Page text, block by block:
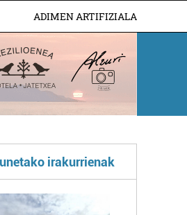
ADIMEN ARTIFIZIALA
irakurrienak